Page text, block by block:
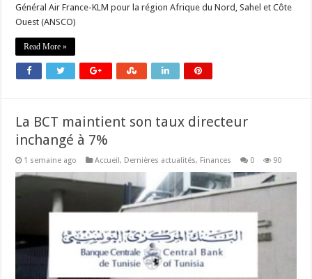
Général Air France-KLM pour la région Afrique du Nord, Sahel et Côte
Ouest (ANSCO)
Read More »
La BCT maintient son taux directeur
inchangé à 7%
1 semaine ago Accueil, Dernières actualités, Finances 0 90